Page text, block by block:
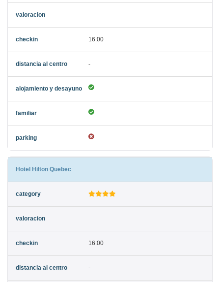
16:00
-
Hotel Hilton Quebec
16:00
-